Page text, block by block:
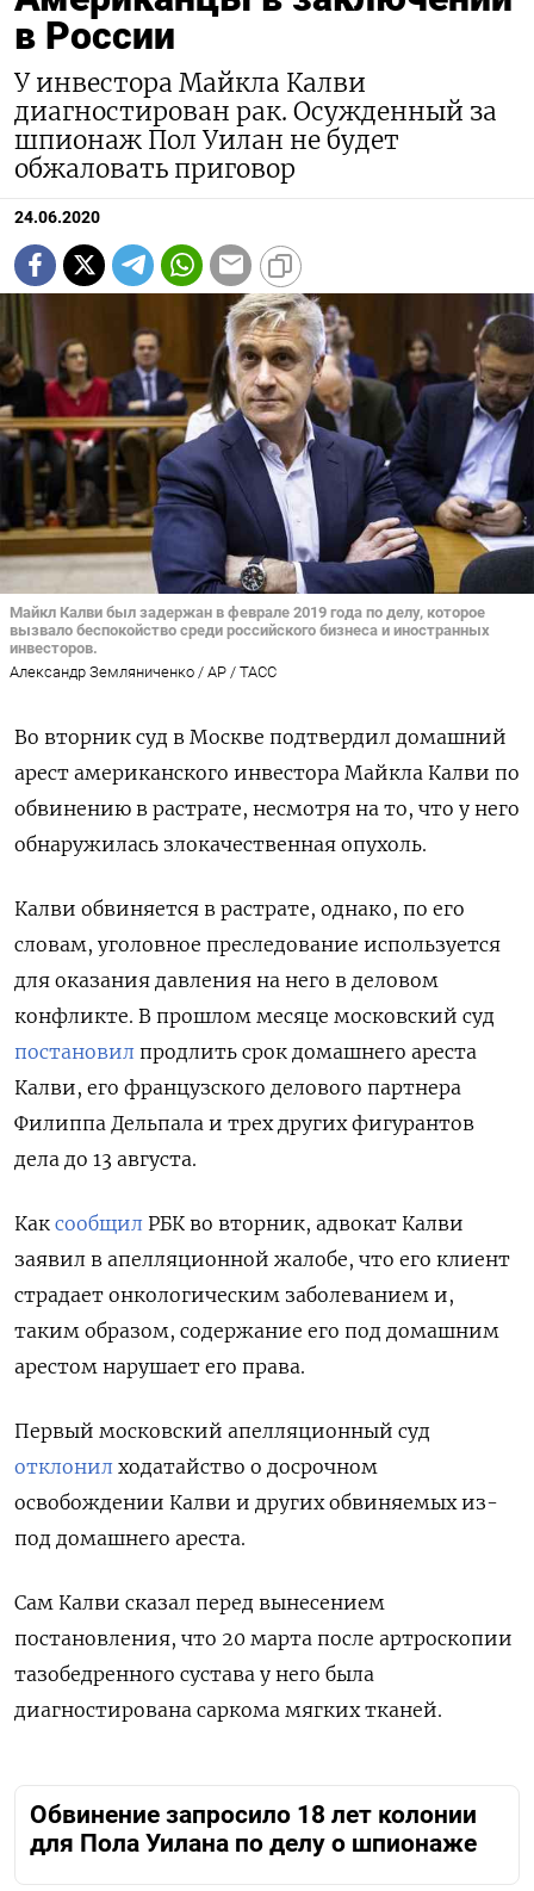
в России
У инвестора Майкла Калви
диагностирован рак. Осужденный за
шпионаж Пол Уилан не будет
обжаловать приговор
24.06.2020
Майкл Калви был задержан в феврале 2019 года по делу, которое
вызвало беспокойство среди российского бизнеса и иностранных
инвесторов.
Александр Земляниченко / AP / ТАСС
Во вторник суд в Москве подтвердил домашний
арест американского инвестора Майкла Калви по
обвинению в растрате, несмотря на то, что у него
обнаружилась злокачественная опухоль.
Калви обвиняется в растрате, однако, по его
словам, уголовное преследование используется
для оказания давления на него в деловом
конфликте. В прошлом месяце московский суд
постановил продлить срок домашнего ареста
Калви, его французского делового партнера
Филиппа Дельпала и трех других фигурантов
дела до 13 августа.
Как сообщил РБК во вторник, адвокат Калви
заявил в апелляционной жалобе, что его клиент
страдает онкологическим заболеванием и,
таким образом, содержание его под домашним
арестом нарушает его права.
Первый московский апелляционный суд
отклонил ходатайство о досрочном
освобождении Калви и других обвиняемых из-
под домашнего ареста.
Сам Калви сказал перед вынесением
постановления, что 20 марта после артроскопии
тазобедренного сустава у него была
диагностирована саркома мягких тканей.
Обвинение запросило 18 лет колонии
для Пола Уилана по делу о шпионаже